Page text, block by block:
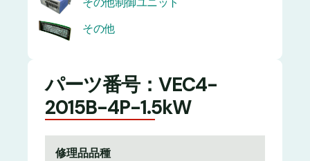
その他
パーツ番号：VEC4-
2015B-4P-1.5kW
修理品品種